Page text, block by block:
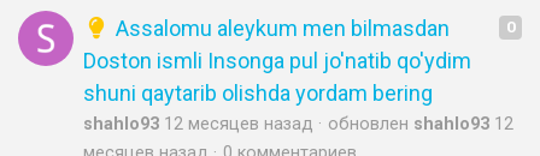
0
Assalomu aleykum men bilmasdan
Doston ismli Insonga pul jo'natib qo'ydim
shuni qaytarib olishda yordam bering
shahlo93 12 месяцев назад обновлен shahlo93 12